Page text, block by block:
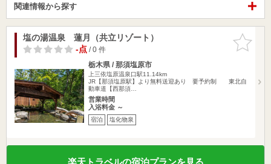
関連情報から探す
お気に入
りに追加
塩の湯温泉 蓮月（共立リゾート）
-点/ 0 件
栃木県 / 那須塩原市
上三依塩原温泉口駅11.14km
JR【那須塩原駅】より無料送迎あり 要予約制 東北自
動車道【西那須…
営業時間
入浴料金 ～
宿泊 塩化物泉
楽天トラベルの宿泊プランを見る